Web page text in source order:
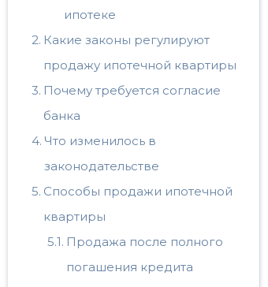
ипотеке
Какие законы регулируют
продажу ипотечной квартиры
Почему требуется согласие
банка
Что изменилось в
законодательстве
Способы продажи ипотечной
квартиры
Продажа после полного
погашения кредита